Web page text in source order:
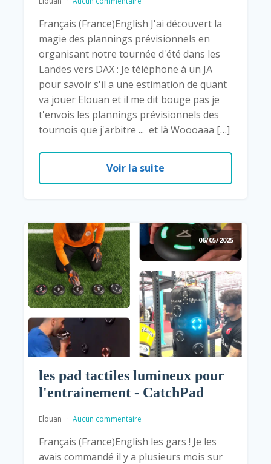
Français (France)English J'ai découvert la
magie des plannings prévisionnels en
organisant notre tournée d'été dans les
Landes vers DAX : Je téléphone à un JA
pour savoir s'il a une estimation de quant
va jouer Elouan et il me dit bouge pas je
t'envois les plannings prévisionnels des
tournois que j'arbitre ... et là Woooaaa […]
Voir la suite
06/05/2025
les pad tactiles lumineux pour
l'entrainement - CatchPad
Elouan Aucun commentaire
Français (France)English les gars ! Je les
avais commandé il y a plusieurs mois sur